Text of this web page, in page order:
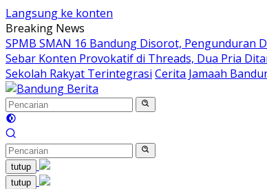
Langsung ke konten
Breaking News
SPMB SMAN 16 Bandung Disorot, Pengunduran
Sebar Konten Provokatif di Threads, Dua Pria
Sekolah Rakyat Terintegrasi Cerita Jamaah
tutup
tutup